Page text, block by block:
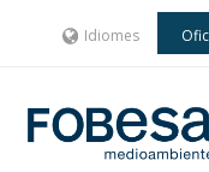
Idiomes